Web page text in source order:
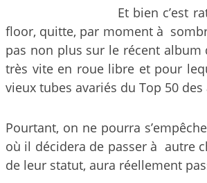
Et bien c’est
floor, quitte, par moment à
pas non plus sur le récent album
très vite en roue libre et pour
vieux tubes avariés du Top 50 des
Pourtant, on ne pourra
où il décidera de passer à autre
de leur statut, aura réellement